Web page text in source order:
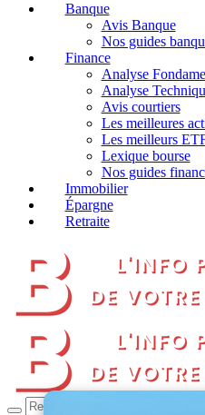
Banque
Avis Banque
Nos guides
Finance
Analyse
Analyse
Avis courtiers
Les meilleures
Les meilleurs
Lexique bourse
Nos guides
Immobilier
Épargne
Retraite